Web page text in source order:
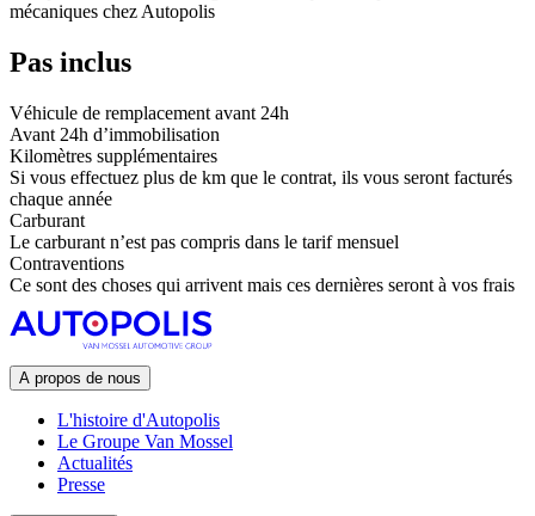
mécaniques chez Autopolis
Pas inclus
Véhicule de remplacement avant 24h
Avant 24h d’immobilisation
Kilomètres supplémentaires
Si vous effectuez plus de km que le contrat, ils vous seront facturés
chaque année
Carburant
Le carburant n’est pas compris dans le tarif mensuel
Contraventions
Ce sont des choses qui arrivent mais ces dernières seront à vos frais
A propos de nous
L'histoire d'Autopolis
Le Groupe Van Mossel
Actualités
Presse